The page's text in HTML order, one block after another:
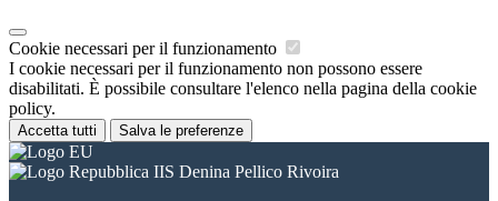
Cookie necessari per il funzionamento
I cookie necessari per il funzionamento non possono essere
disabilitati. È possibile consultare l'elenco nella pagina della cookie
policy.
Accetta tutti Salva le preferenze
IIS Denina Pellico Rivoira